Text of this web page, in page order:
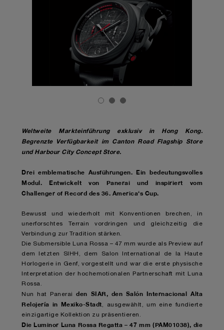
Weltweite Markteinführung exklusiv in Hong Kong.
Begrenzte Verfügbarkeit im Canton Road Flagship Store
und Harbour City Concept Store.
Drei emblematische Ausführungen. Ein bedeutungsvolles
Modul. Entwickelt von Panerai und inspiriert vom
Challenger of Record des 36. America‘s Cup.
Bewusst und wiederholt mit Konventionen brechen, in
unerforschtes Terrain vordringen und gleichzeitig die
Verbindung zur Tradition stärken.
Die Submersible Luna Rossa – 47 mm wurde als Preview auf
dem letzten SIHH, dem Salon International de la Haute
Horlogerie in Genf, vorgestellt und war die erste physische
Interpretation der hochemotionalen Partnerschaft mit Luna
Rossa.
Nun hat Paneraiden SIAR, den Salón Internacional Alta
Relojería in Mexiko-Stadt , ausgewählt, um eine fundierte
einzigartige Kollektion zu präsentieren.
Die Luminor Luna Rossa Regatta – 47 mm (PAM01038), die